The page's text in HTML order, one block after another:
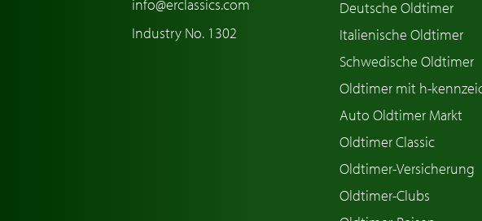
info@erclassics.com
Industry No. 1302
Deutsche Oldtimer
Italienische Oldtimer
Schwedische Oldtimer
Oldtimer mit h-
Auto Oldtimer Markt
Oldtimer Classic
Oldtimer-Versicherung
Oldtimer-Clubs